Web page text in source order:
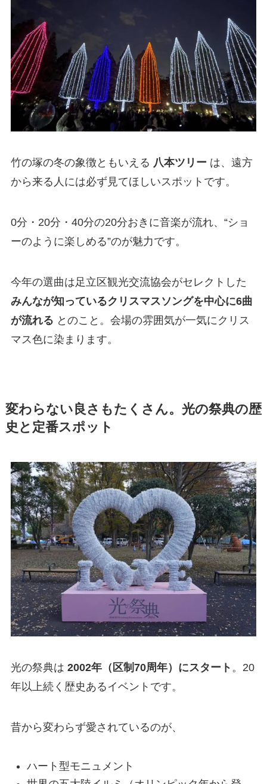
竹の塚の冬の象徴ともいえる 八本ツリー は、遠方
から来る人には必ず見てほしいスポットです。
0分・20分・40分の20分おきに音楽が流れ、“ショ
ーのように楽しめる”のが魅力です。
今年の選曲は足立区観光交流協会がセレクトした
みんなが知っているクリスマスソングを中心に6曲
が流れる とのこと。会場の雰囲気が一気にクリス
マス色に染まります。
変わらない良さもたくさん。光の祭典の歴
史と定番スポット
光の祭典は 2002年（区制70周年）にスタート 。20
年以上続く歴史あるイベントです。
昔から変わらず愛されているのが、
ハート型モニュメント